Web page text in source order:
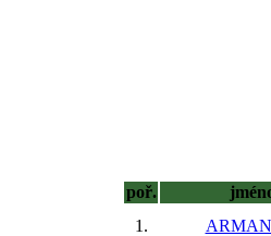
poř.
1.